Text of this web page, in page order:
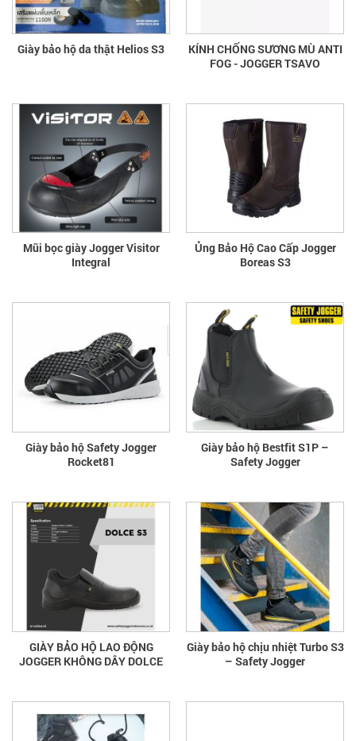
Giày bảo hộ da thật Helios S3
KÍNH CHỐNG SƯƠNG MÙ ANTI
FOG - JOGGER TSAVO
Mũi bọc giày Jogger Visitor
Integral
Ủng Bảo Hộ Cao Cấp Jogger
Boreas S3
Giày bảo hộ Safety Jogger
Rocket81
Giày bảo hộ Bestfit S1P –
Safety Jogger
GIÀY BẢO HỘ LAO ĐỘNG
JOGGER KHÔNG DÂY DOLCE
Giày bảo hộ chịu nhiệt Turbo S3
– Safety Jogger